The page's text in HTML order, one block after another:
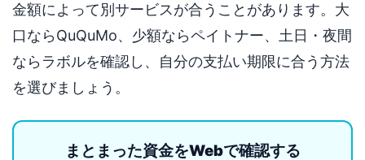
金額によって別サービスが合うことがあります。大
口ならQuQuMo、少額ならペイトナー、土日・夜間
ならラボルを確認し、自分の支払い期限に合う方法
を選びましょう。
まとまった資金をWebで確認する